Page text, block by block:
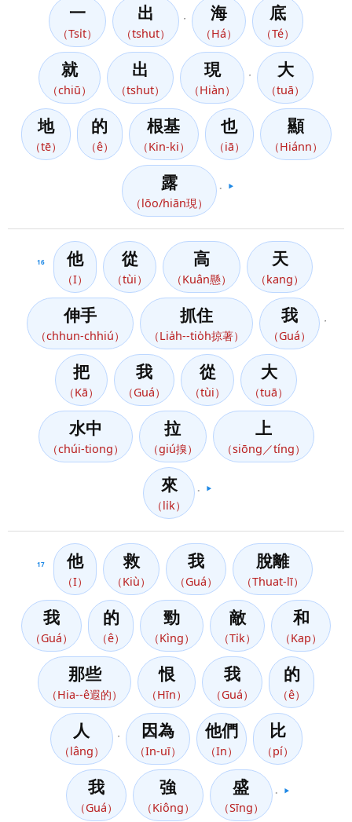
一
（Tsi̍t）
出
（tshut）
海
（Há）
底
（Té）
就
（chiū）
出
（tshut）
現
（Hiàn）
大
（tuā）
地
（tē）
的
（ê）
根基
（Kin-ki）
也
（iā）
顯
（Hiánn）
露
（lōo/hiān現）
▶️
16 他
（I）
從
（tùi）
高
（Kuân懸）
天
（kang）
伸手
（chhun-chhiú）
抓住
（Lia̍h--tio̍h掠著）
我
（Guá）
把
（Kā）
我
（Guá）
從
（tùi）
大
（tuā）
水中
（chúi-tiong）
拉
（giú搝）
上
（siōng／tíng）
來
（li̍k）
▶️
17 他
（I）
救
（Kiù）
我
（Guá）
脫離
（Thuat-lī）
我
（Guá）
的
（ê）
勁
（Kìng）
敵
（Ti̍k）
和
（Kap）
那些
（Hia--ê遐的）
恨
（Hīn）
我
（Guá）
的
（ê）
人
（lâng）
因為
（In-uī）
他們
（In）
比
（pí）
我
（Guá）
強
（Kiông）
盛
（Sīng）
▶️